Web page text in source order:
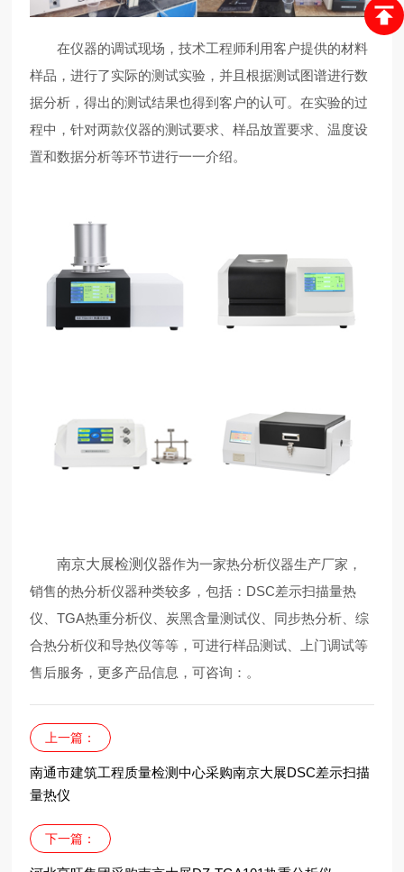
在仪器的调试现场，技术工程师利用客户提供的材料
样品，进行了实际的测试实验，并且根据测试图谱进行数
据分析，得出的测试结果也得到客户的认可。在实验的过
程中，针对两款仪器的测试要求、样品放置要求、温度设
置和数据分析等环节进行一一介绍。
南京大展检测仪器作为一家热分析仪器生产厂家，
销售的热分析仪器种类较多，包括：DSC差示扫描量热
仪、TGA热重分析仪、炭黑含量测试仪、同步热分析、综
合热分析仪和导热仪等等，可进行样品测试、上门调试等
售后服务，更多产品信息，可咨询： 。
上一篇：
南通市建筑工程质量检测中心采购南京大展DSC差示扫描
量热仪
下一篇：